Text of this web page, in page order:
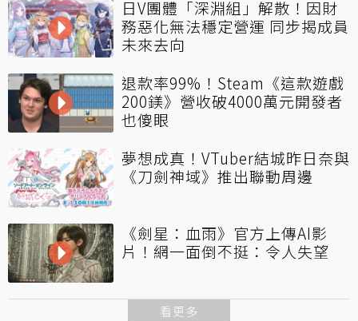
日V團體「深淵組」解散！因財
務惡化無法穩定營運 同步揭成員
未來去向
退款率99%！Steam《這款遊戲
200鎂》營收破4000萬元開發者
也傻眼
夢想成真！VTuber結城昨日奈與
《刀劍神域》推出聯動周邊
《劍星：血雨》官方上傳AI影
片！網一面倒不挺：令人失望
看更多